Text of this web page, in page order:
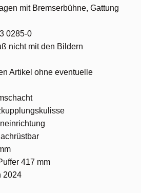
mit Bremserbühne, Gattung
0285-0
nicht mit den Bildern
Artikel ohne eventuelle
417 mm
2024